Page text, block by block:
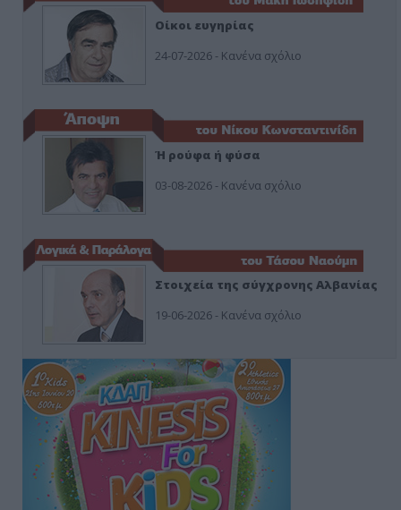
Οίκοι ευγηρίας
24-07-2026 - Κανένα σχόλιο
Ή ρούφα ή φύσα
03-08-2026 - Κανένα σχόλιο
Στοιχεία της σύγχρονης Αλβανίας
19-06-2026 - Κανένα σχόλιο